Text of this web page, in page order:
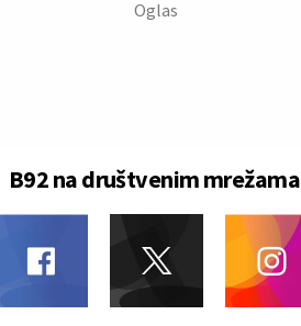
B92 na društvenim mrežama